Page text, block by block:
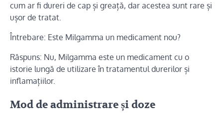
cum ar fi dureri de cap și greață, dar acestea sunt rare și
ușor de tratat.
Întrebare: Este Milgamma un medicament nou?
Răspuns: Nu, Milgamma este un medicament cu o
istorie lungă de utilizare în tratamentul durerilor și
inflamațiilor.
Mod de administrare și doze